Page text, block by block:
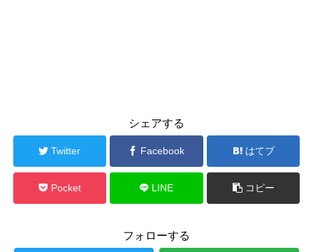
シェアする
Twitter Facebook はてブ
Pocket LINE コピー
フォローする